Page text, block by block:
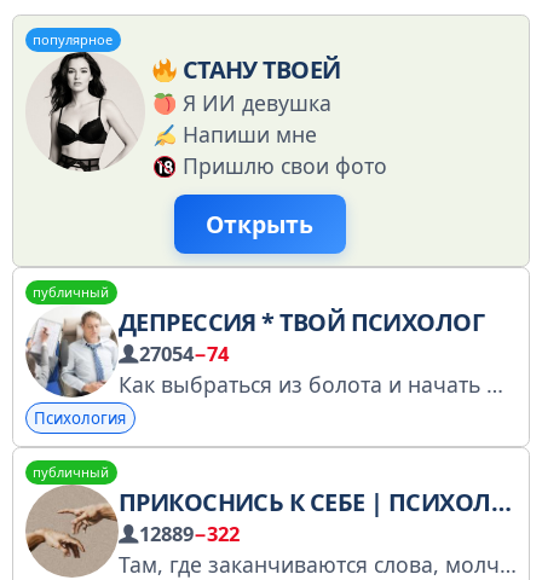
популярное
СТАНУ ТВОЕЙ
Я ИИ девушка
Напиши мне
Пришлю свои фото
Открыть
публичный
ДЕПРЕССИЯ * ТВОЙ ПСИХОЛОГ
27054−74
Как выбраться из болота и начать жить? Зарегистрирован в РКН: https://www.gosuslugi.ru/snet/67a9e16a70de7b4d761da50d По вопросам рекламы: @bLack2512
Психология
публичный
ПРИКОСНИСЬ К СЕБЕ | ПСИХОЛОГИЯ
12889−322
Там, где заканчиваются слова, молчание прерывается языком прикосновений. По всем вопросам: @k0reean